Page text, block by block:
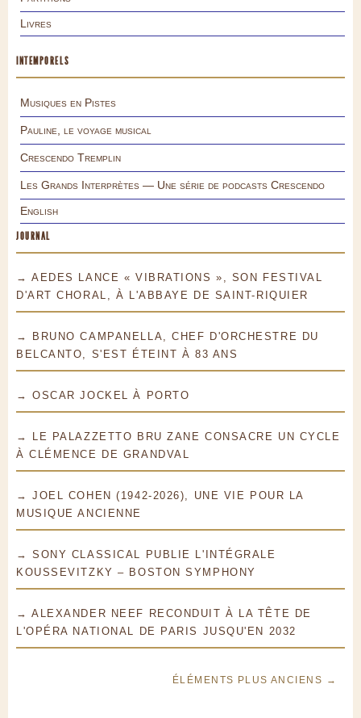
Livres
INTEMPORELS
Musiques en Pistes
Pauline, le voyage musical
Crescendo Tremplin
Les Grands Interprètes — Une série de podcasts Crescendo
English
JOURNAL
→ AEDES LANCE « VIBRATIONS », SON FESTIVAL
D'ART CHORAL, À L'ABBAYE DE SAINT-RIQUIER
→ BRUNO CAMPANELLA, CHEF D'ORCHESTRE DU
BELCANTO, S'EST ÉTEINT À 83 ANS
→ OSCAR JOCKEL À PORTO
→ LE PALAZZETTO BRU ZANE CONSACRE UN CYCLE
À CLÉMENCE DE GRANDVAL
→ JOEL COHEN (1942-2026), UNE VIE POUR LA
MUSIQUE ANCIENNE
→ SONY CLASSICAL PUBLIE L'INTÉGRALE
KOUSSEVITZKY – BOSTON SYMPHONY
→ ALEXANDER NEEF RECONDUIT À LA TÊTE DE
L'OPÉRA NATIONAL DE PARIS JUSQU'EN 2032
ÉLÉMENTS PLUS ANCIENS →